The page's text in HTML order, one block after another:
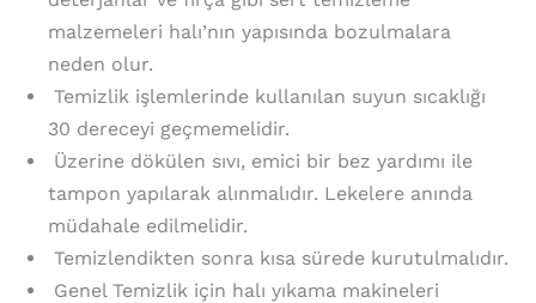
malzemeleri halı’nın yapısında bozulmalara
neden olur.
Temizlik işlemlerinde kullanılan suyun sıcaklığı
30 dereceyi geçmemelidir.
Üzerine dökülen sıvı, emici bir bez yardımı ile
tampon yapılarak alınmalıdır. Lekelere anında
müdahale edilmelidir.
Temizlendikten sonra kısa sürede kurutulmalıdır.
Genel Temizlik için halı yıkama makineleri